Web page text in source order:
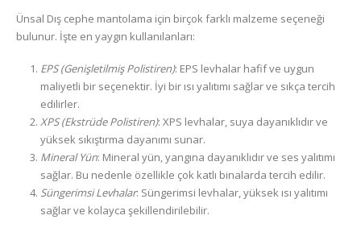
Ünsal Dış cephe mantolama için birçok farklı malzeme seçeneği
bulunur. İşte en yaygın kullanılanları:
EPS (Genişletilmiş Polistiren): EPS levhalar hafif ve uygun
maliyetli bir seçenektir. İyi bir ısı yalıtımı sağlar ve sıkça tercih
edilirler.
XPS (Ekstrüde Polistiren): XPS levhalar, suya dayanıklıdır ve
yüksek sıkıştırma dayanımı sunar.
Mineral Yün: Mineral yün, yangına dayanıklıdır ve ses yalıtımı
sağlar. Bu nedenle özellikle çok katlı binalarda tercih edilir.
Süngerimsi Levhalar: Süngerimsi levhalar, yüksek ısı yalıtımı
sağlar ve kolayca şekillendirilebilir.